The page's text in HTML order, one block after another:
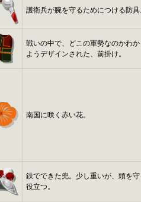
護衛兵が腕を守るためにつける防
戦いの中で、どこの軍勢なのかわ
ようデザインされた、前掛け。
南国に咲く赤い花。
鉄でできた兜。少し重いが、頭を
役立つ。